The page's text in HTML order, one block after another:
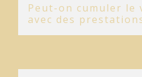
Peut-on cumuler le
avec des